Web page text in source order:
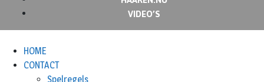
VIDEO’S
HOME
CONTACT
Spelregels